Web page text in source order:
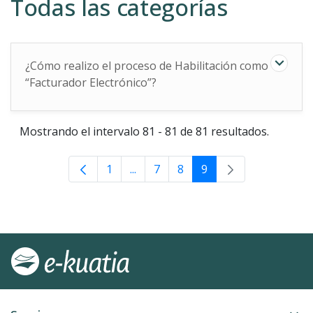
Todas las categorías
¿Cómo realizo el proceso de Habilitación como
“Facturador Electrónico”?
Mostrando el intervalo 81 - 81 de 81 resultados.
1 ...Páginas intermedias Use TAB
7 8 9